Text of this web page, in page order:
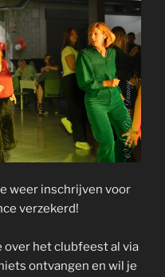
weer inschrijven voor
verzekerd!
het clubfeest al via
ontvangen en wil je